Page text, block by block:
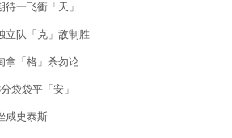
一飞衝「天」
立队「克」敌制胜
拿「格」杀勿论
袋袋平「安」
咸史泰斯